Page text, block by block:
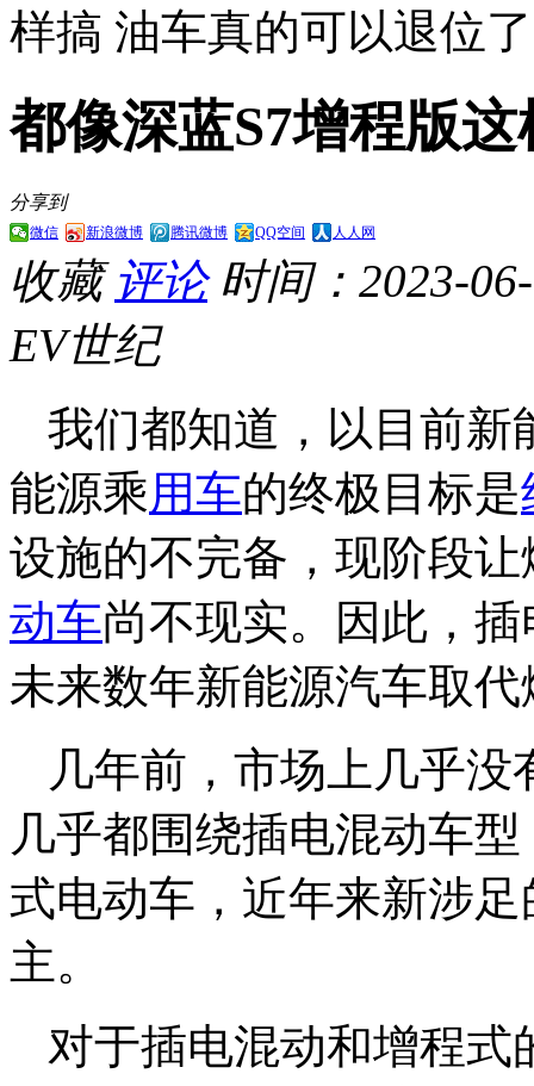
样搞 油车真的可以退位了
都像深蓝S7增程版
分享到
微信 新浪微博 腾讯微博 QQ空间 人人网
收藏 评论 时间：2023-
EV世纪
我们都知道，以目前新
能源乘用车的终极目标是
设施的不完备，现阶段
动车尚不现实。因此，
未来数年新能源汽车取
几年前，市场上几乎
几乎都围绕插电混动车
式电动车，近年来新涉
主。
对于插电混动和增程